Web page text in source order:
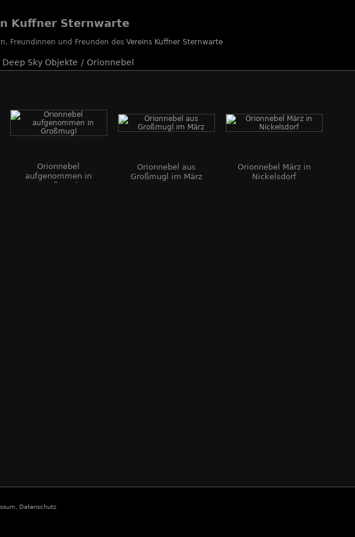
Kuffner Sternwarte
Freundinnen und Freunden des Vereins Kuffner Sternwarte
Deep Sky Objekte / Orionnebel
Orionnebel
aufgenommen in
Großmugl
Orionnebel aus
Großmugl im März
Orionnebel März in
Nickelsdorf
Datenschutz